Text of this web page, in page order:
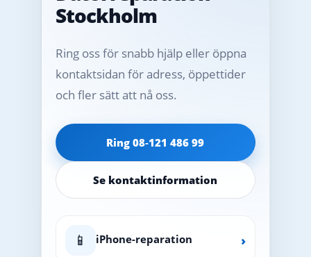
Stockholm
Ring oss för snabb hjälp eller öppna
kontaktsidan för adress, öppettider
och fler sätt att nå oss.
Ring 08‑121 486 99
Se kontaktinformation
📱 iPhone-reparation ›